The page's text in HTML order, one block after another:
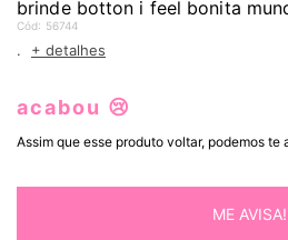
brinde botton i feel bonita
Cód: 56744
. + detalhes
acabou 😢
Assim que esse produto voltar, podemos te
ME AVISA!